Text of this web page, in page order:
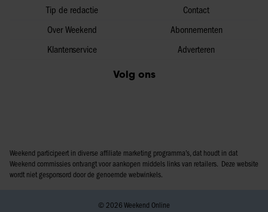
Tip de redactie
Over Weekend
Klantenservice
Contact
Abonnementen
Adverteren
Volg ons
Weekend participeert in diverse affiliate marketing programma’s, dat houdt in dat
Weekend commissies ontvangt voor aankopen middels links van retailers. Deze website
wordt niet gesponsord door de genoemde webwinkels.
© 2026 Weekend Online